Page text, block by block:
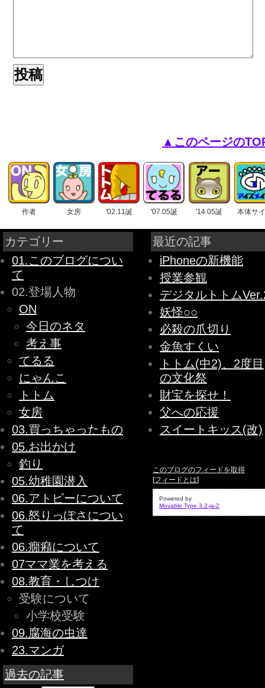
▲このページの
作者 女房 '02.11誕 '07.05誕 '14.05誕 本体サ
カテゴリー
01.このブログについ
て
02.登場人物
ON
今日のネタ
考え事
てるる
にゃんこ
トトム
女房
03.買っちゃったもの
05.お出かけ
釣り
05.幼稚園潜入
06.アトピーについて
06.怒りっぽさについ
て
06.癇癪について
07ママ業を考える
08.教育・しつけ
受験について
小学校受験
09.腐海の虫達
23.マンガ
過去の記事
最近の記事
iPhoneの新機能
授業参観
デジタルトトム
妖怪○○
必殺の爪切り
金魚すくい
トトム(中2)、2度目
の文化祭
財宝を探せ！
父への応援
スイートキッス(改)
このブログのフィードを取得
[フィードとは]
Powered by
Movable Type 3.2-ja-2